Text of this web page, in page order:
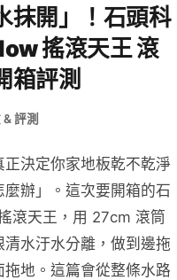
抹開」！石頭科
搖滾天王 滾
箱評測
評測
決定你家地板乾不乾淨
辦」。這次要開箱的石
滾天王，用 27cm 滾筒
水汙水分離，做到邊拖
地。這篇會從整條水路